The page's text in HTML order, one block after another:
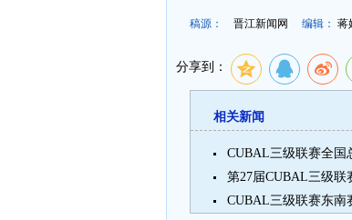
稿源： 晋江新闻网 编辑： 蒋
分享到：
相关新闻
CUBAL三级联赛东南